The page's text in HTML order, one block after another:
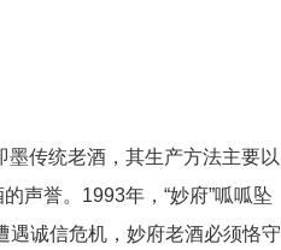
传统老酒，其生产方法主要以
声誉。1993年，“妙府”呱呱坠
遇诚信危机，妙府老酒必须恪守